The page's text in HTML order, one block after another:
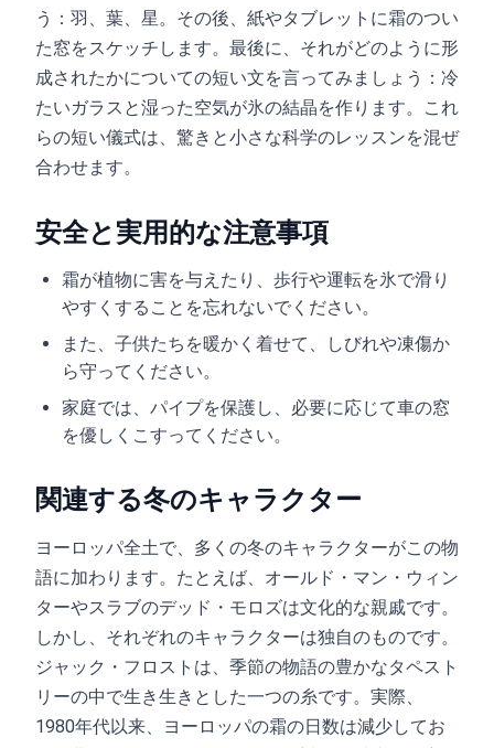
う：羽、葉、星。その後、紙やタブレットに霜のつい
た窓をスケッチします。最後に、それがどのように形
成されたかについての短い文を言ってみましょう：冷
たいガラスと湿った空気が氷の結晶を作ります。これ
らの短い儀式は、驚きと小さな科学のレッスンを混ぜ
合わせます。
安全と実用的な注意事項
霜が植物に害を与えたり、歩行や運転を氷で滑り
やすくすることを忘れないでください。
また、子供たちを暖かく着せて、しびれや凍傷か
ら守ってください。
家庭では、パイプを保護し、必要に応じて車の窓
を優しくこすってください。
関連する冬のキャラクター
ヨーロッパ全土で、多くの冬のキャラクターがこの物
語に加わります。たとえば、オールド・マン・ウィン
ターやスラブのデッド・モロズは文化的な親戚です。
しかし、それぞれのキャラクターは独自のものです。
ジャック・フロストは、季節の物語の豊かなタペスト
リーの中で生き生きとした一つの糸です。実際、
1980年代以来、ヨーロッパの霜の日数は減少してお